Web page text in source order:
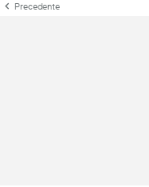
Precedente